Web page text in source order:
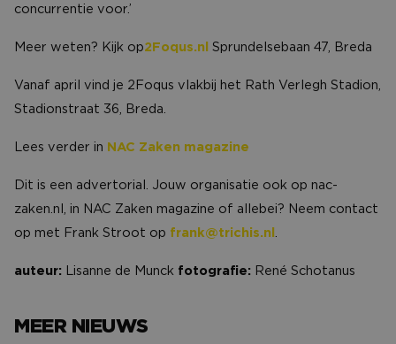
concurrentie voor.’
Meer weten? Kijk op2Foqus.nl Sprundelsebaan 47, Breda
Vanaf april vind je 2Foqus vlakbij het Rath Verlegh Stadion,
Stadionstraat 36, Breda.
Lees verder in NAC Zaken magazine
Dit is een advertorial. Jouw organisatie ook op nac-
zaken.nl, in NAC Zaken magazine of allebei? Neem contact
op met Frank Stroot op frank@trichis.nl .
auteur: Lisanne de Munck fotografie: René Schotanus
MEER NIEUWS